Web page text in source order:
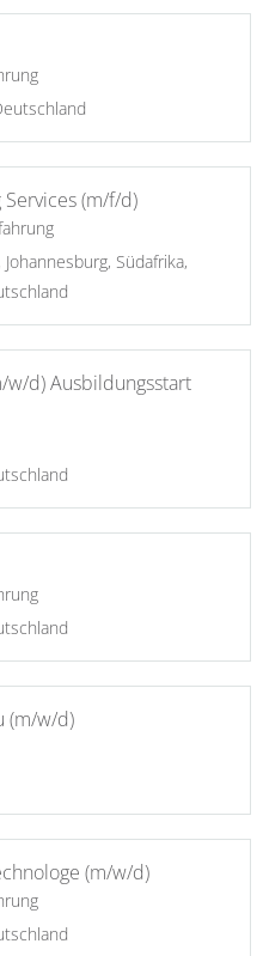
(m/f/d)
Südafrika,
d) Ausbildungsstart
(m/w/d)
(m/w/d)